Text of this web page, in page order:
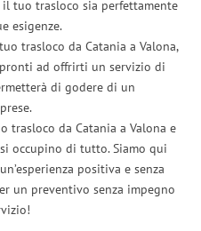
tuo trasloco sia perfettamente
esigenze.
trasloco da Catania a Valona,
ad offrirti un servizio di
di godere di un
trasloco da Catania a Valona e
occupino di tutto. Siamo qui
positiva e senza
un preventivo senza impegno